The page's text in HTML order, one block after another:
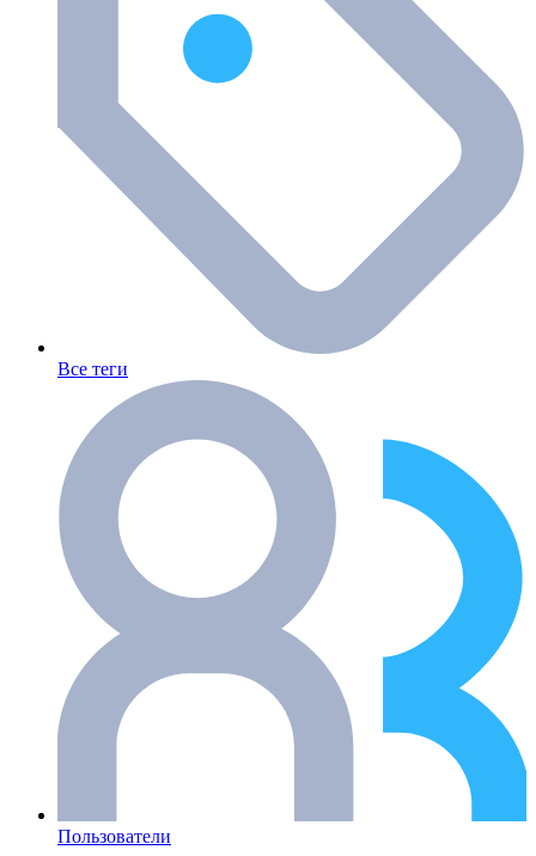
Все теги
Пользователи